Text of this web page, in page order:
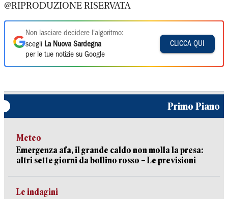
@RIPRODUZIONE RISERVATA
Non lasciare decidere l'algoritmo:
scegli La Nuova Sardegna
per le tue notizie su Google
CLICCA QUI
Primo Piano
Meteo
Emergenza afa, il grande caldo non molla la presa:
altri sette giorni da bollino rosso – Le previsioni
Le indagini